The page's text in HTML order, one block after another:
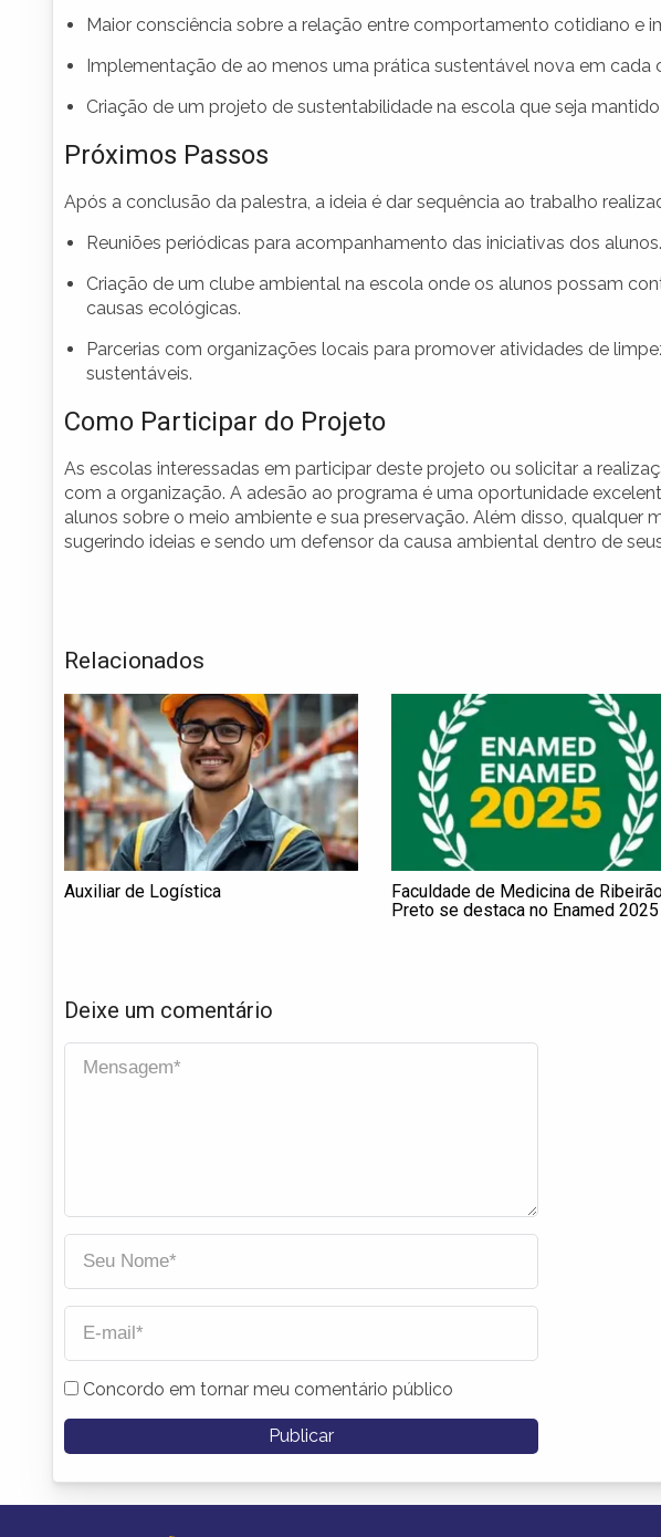
Maior consciência sobre a relação entre comportamento cotidiano e
Implementação de ao menos uma prática sustentável nova em cada
Criação de um projeto de sustentabilidade na escola que seja
Próximos Passos
Após a conclusão da palestra, a ideia é dar sequência ao trabalho
Reuniões periódicas para acompanhamento das iniciativas dos alunos.
Criação de um clube ambiental na escola onde os alunos possam
causas ecológicas.
Parcerias com organizações locais para promover atividades de
sustentáveis.
Como Participar do Projeto
As escolas interessadas em participar deste projeto ou solicitar a
com a organização. A adesão ao programa é uma oportunidade
alunos sobre o meio ambiente e sua preservação. Além disso, qualquer
sugerindo ideias e sendo um defensor da causa ambiental dentro de
Relacionados
Auxiliar de Logística
Faculdade de Medicina de
Preto se destaca no Enamed 2025
Deixe um comentário
Concordo em tornar meu comentário público